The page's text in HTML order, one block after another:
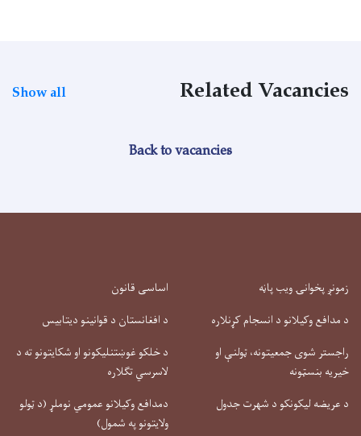
Related Vacancies
Show all
Back to vacancies
زمونږ پخوانۍ ویب پاڼه
د مدافع وکیلانو د انسجام کړنلاره
راجستر شوی جمعیتونه، ټولنې او
خیریه بنسټونه
د عریضه لیکونکو د شهرت جدول
اساسی قانون
د افغانستان د قوانینو دیتابیس
د خلکو غوښتنلیکونو او شکایتونو ته د
لاسرسي تګلاره
دمدافع وکیلانو عمومي نوملړ (د ټولو
ولایتونو په شمول)